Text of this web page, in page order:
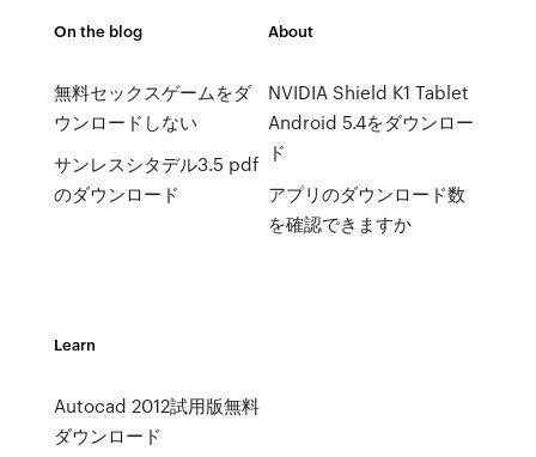
On the blog
無料セックスゲームをダ
ウンロードしない
サンレスシタデル3.5 pdf
のダウンロード
About
NVIDIA Shield K1 Tablet
Android 5.4をダウンロー
ド
アプリのダウンロード数
を確認できますか
Learn
Autocad 2012試用版無料
ダウンロード